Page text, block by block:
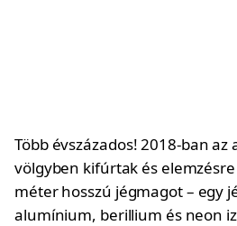
Több évszázados! 2018-ban az
völgyben kifúrtak és
méter hosszú jégmagot – egy
alumínium, berillium és neon